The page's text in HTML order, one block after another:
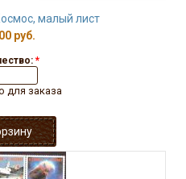
малый лист
руб.
*
для заказа